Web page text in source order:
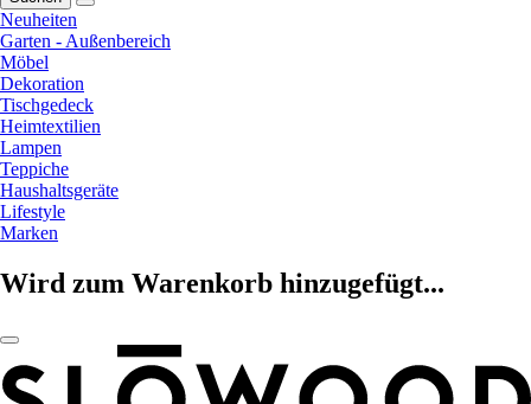
Neuheiten
Garten - Außenbereich
Möbel
Dekoration
Tischgedeck
Heimtextilien
Lampen
Teppiche
Haushaltsgeräte
Lifestyle
Marken
Wird zum Warenkorb hinzugefügt...